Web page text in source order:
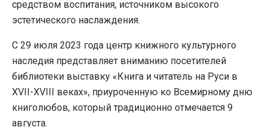
средством воспитания, источником высокого
эстетического наслаждения.
С 29 июля 2023 года центр книжного культурного
наследия представляет вниманию посетителей
библиотеки выставку «Книга и читатель на Руси в
XVII-XVIII веках», приуроченную ко Всемирному дню
книголюбов, который традиционно отмечается 9
августа.